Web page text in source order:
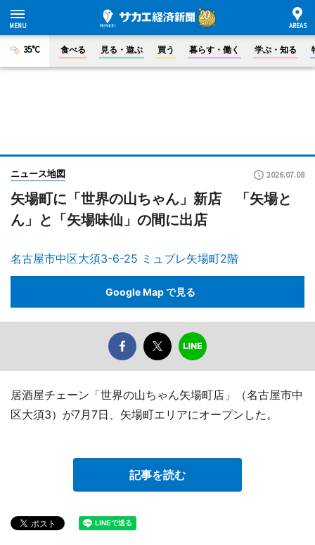
35°C 食べる 見る・遊ぶ 買う 暮らす・働く 学ぶ・知る
ニュース地図 2026.07.08
矢場町に「世界の山ちゃん」新店 「矢場と
ん」と「矢場味仙」の間に出店
名古屋市中区大須3-6-25 ミュプレ矢場町2階
Google Map で見る
居酒屋チェーン「世界の山ちゃん矢場町店」（名古屋市中
区大須3）が7月7日、矢場町エリアにオープンした。
記事を読む